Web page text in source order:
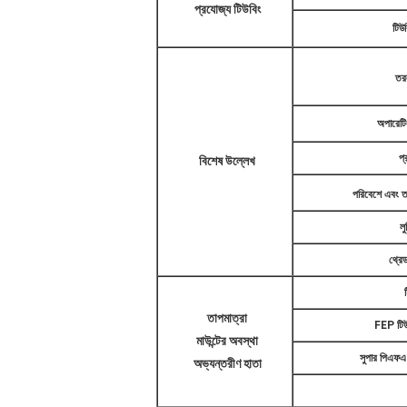
প্রযোজ্য টিউবিং
বিশেষ উল্লেখ
পরিবেশে এবং
তাপমাত্রা
মাউন্টের অবস্থা
অভ্যন্তরীণ হাতা
FEP
সুপার পিএফএ